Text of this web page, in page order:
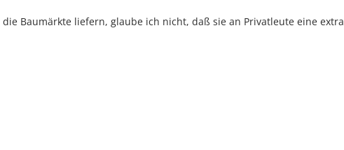
Baumärkte liefern, glaube ich nicht, daß sie an Privatleute eine extra